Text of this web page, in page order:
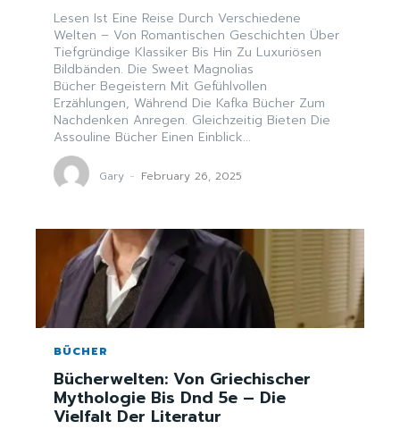
Lesen Ist Eine Reise Durch Verschiedene
Welten – Von Romantischen Geschichten Über
Tiefgründige Klassiker Bis Hin Zu Luxuriösen
Bildbänden. Die Sweet Magnolias
Bücher Begeistern Mit Gefühlvollen
Erzählungen, Während Die Kafka Bücher Zum
Nachdenken Anregen. Gleichzeitig Bieten Die
Assouline Bücher Einen Einblick...
Gary - February 26, 2025
BÜCHER
Bücherwelten: Von Griechischer
Mythologie Bis Dnd 5e – Die
Vielfalt Der Literatur